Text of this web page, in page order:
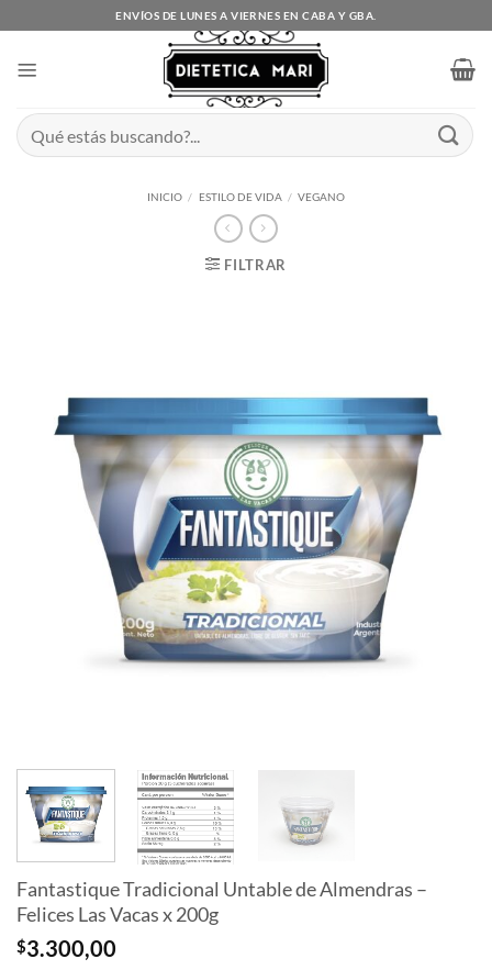
al
ENVÍOS DE LUNES A VIERNES EN CABA Y GBA.
Buscar
por:
INICIO / ESTILO DE VIDA / VEGANO
FILTRAR
Fantastique Tradicional Untable de Almendras –
Felices Las Vacas x 200g
$3.300,00